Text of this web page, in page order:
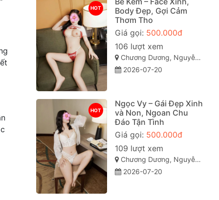
HOT
Body Đẹp, Gợi Cảm
Thơm Tho
Giá gọi: 500.000đ
106 lượt xem
Chương Dương, Nguyễn Văn Cừ, Quy Nhơn, Bình Định
2026-07-20
HOT
Ngọc Vy – Gái Đẹp Xinh
và Non, Ngoan Chu
Đáo Tận Tình
Giá gọi: 500.000đ
109 lượt xem
Chương Dương, Nguyễn Văn Cừ, Quy Nhơn, Bình Định
2026-07-20